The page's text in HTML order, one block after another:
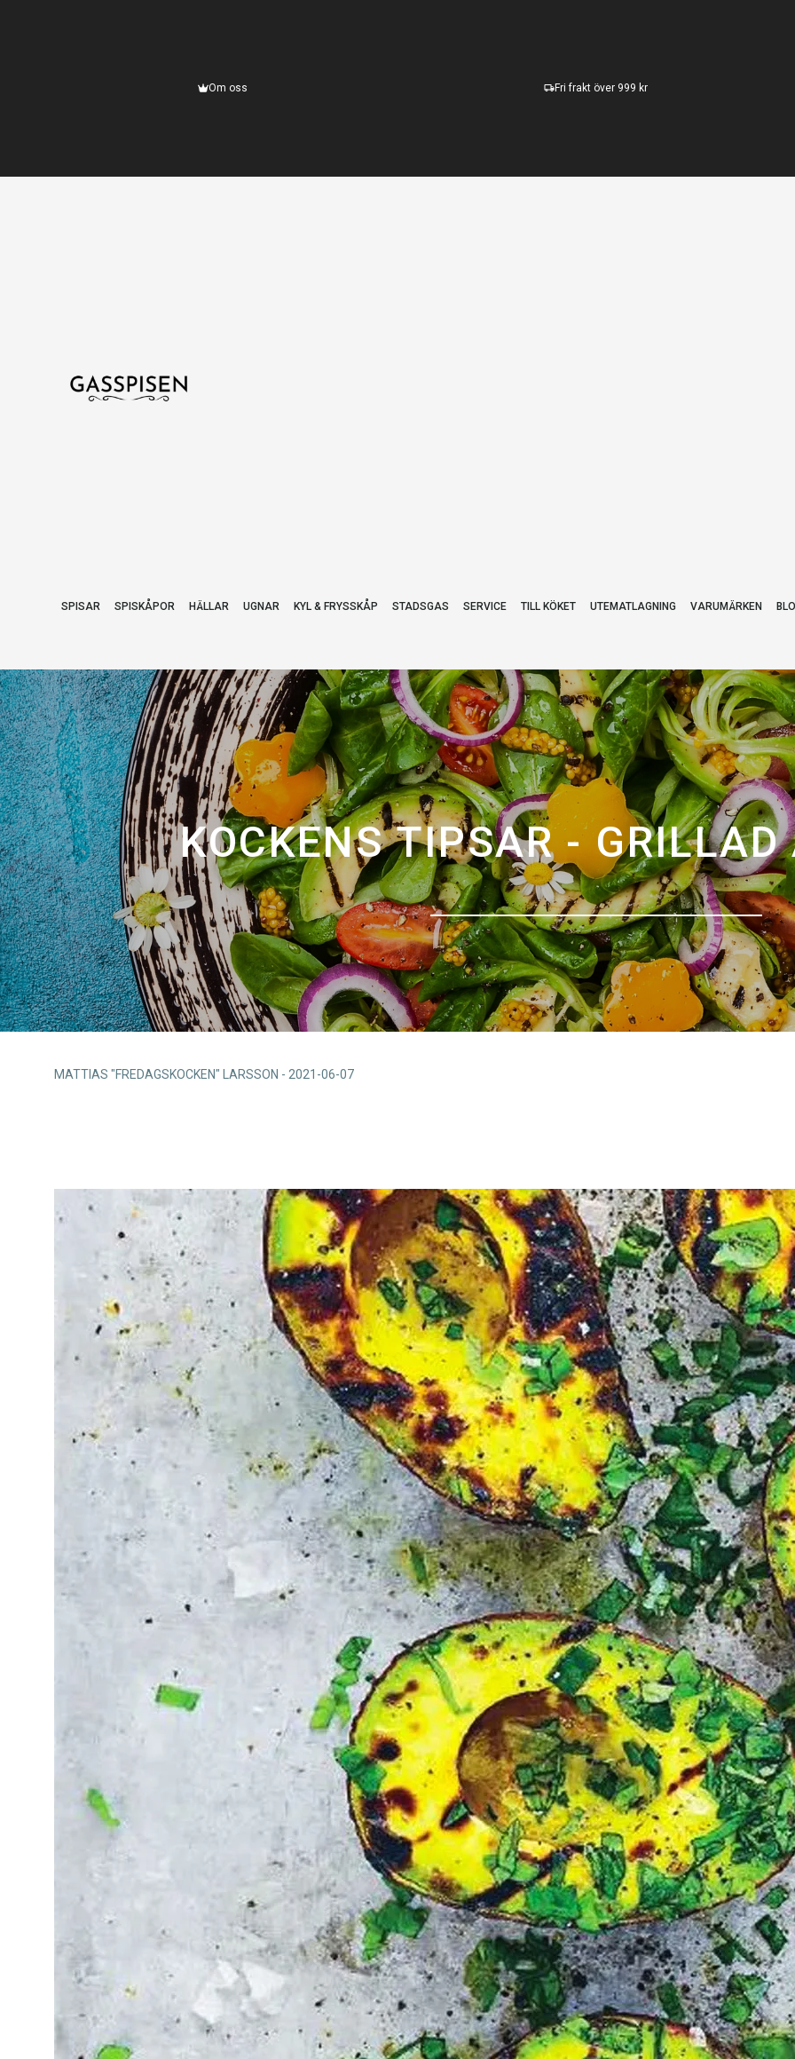
Om oss Fri frakt över 999 kr
SPISAR SPISKÅPOR HÄLLAR UGNAR KYL & FRYSSKÅP STADSGAS SERVICE TILL KÖKET UTEMATLAGNING VARUMÄRKEN
KOCKENS TIPSAR - GRILLAD
MATTIAS "FREDAGSKOCKEN" LARSSON - 2021-06-07